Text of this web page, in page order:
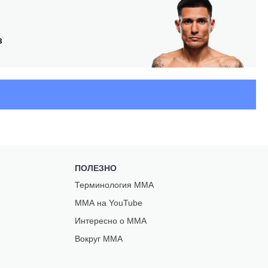
ПОЛЕЗНО
Терминология ММА
ММА на YouTube
Интересно о ММА
Вокруг ММА